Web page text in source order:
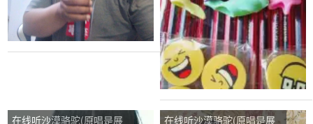
在线听沙漠骆驼(原唱是展
在线听沙漠骆驼(原唱是展